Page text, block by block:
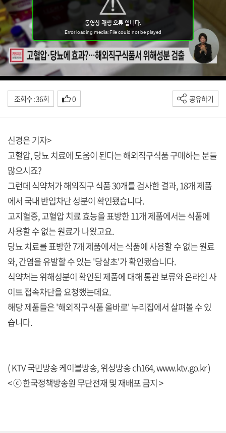
조회수 : 36회 0 공유하기
신경은 기자>
고혈압, 당뇨 치료에 도움이 된다는 해외직구식품 구매하는 분들
많으시죠?
그런데 식약처가 해외직구 식품 30개를 검사한 결과, 18개 제품
에서 국내 반입차단 성분이 확인됐습니다.
고지혈증, 고혈압 치료 효능을 표방한 11개 제품에서는 식품에
사용할 수 없는 원료가 나왔고요.
당뇨 치료를 표방한 7개 제품에서는 식품에 사용할 수 없는 원료
와, 간염을 유발할 수 있는 '당살초'가 확인됐습니다.
식약처는 위해성분이 확인된 제품에 대해 통관 보류와 온라인 사
이트 접속차단을 요청했는데요.
해당 제품들은 '해외직구식품 올바로' 누리집에서 살펴볼 수 있
습니다.
( KTV 국민방송 케이블방송, 위성방송 ch164,www.ktv.go.kr)
< ⓒ 한국정책방송원 무단전재 및 재배포 금지 >